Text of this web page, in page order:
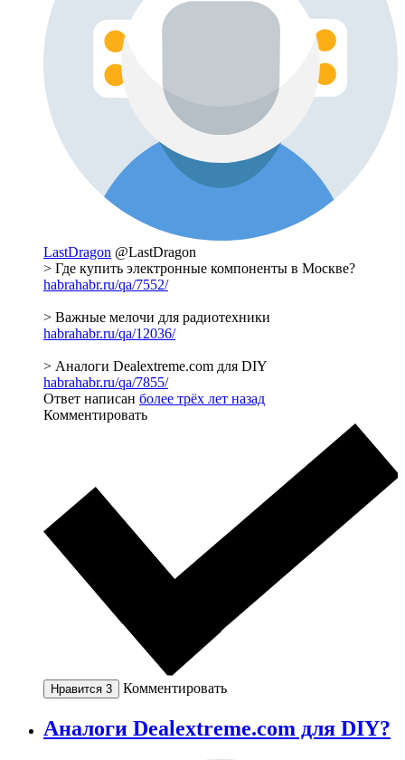
LastDragon @LastDragon
> Где купить электронные компоненты в Москве?
habrahabr.ru/qa/7552/
> Важные мелочи для радиотехники
habrahabr.ru/qa/12036/
> Аналоги Dealextreme.com для DIY
habrahabr.ru/qa/7855/
Ответ написан более трёх лет назад
Комментировать
Нравится 3 Комментировать
Аналоги Dealextreme.com для DIY?